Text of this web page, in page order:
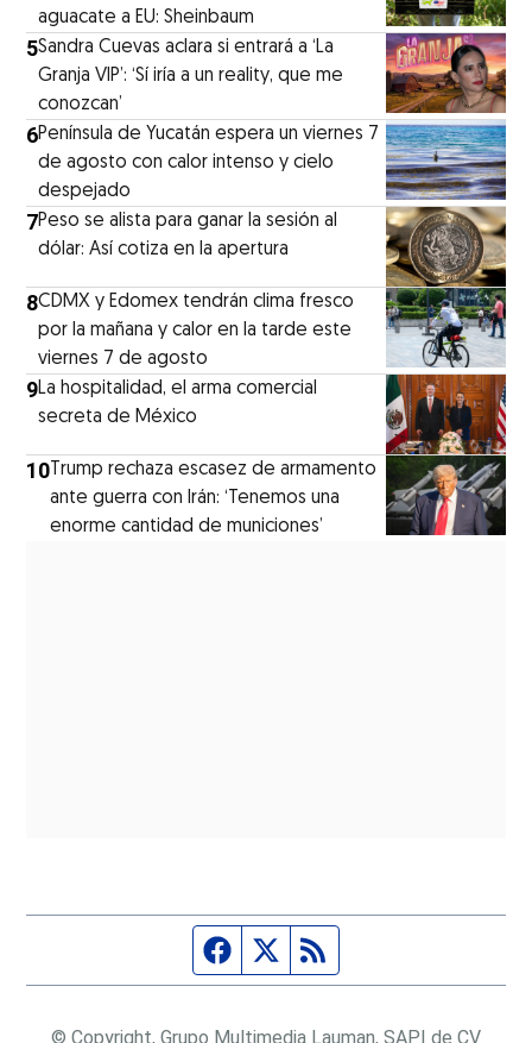
aguacate a EU: Sheinbaum
5Sandra Cuevas aclara si entrará a ‘La
Granja VIP’: ‘Sí iría a un reality, que me
conozcan’
6Península de Yucatán espera un viernes 7
de agosto con calor intenso y cielo
despejado
7Peso se alista para ganar la sesión al
dólar: Así cotiza en la apertura
8CDMX y Edomex tendrán clima fresco
por la mañana y calor en la tarde este
viernes 7 de agosto
9La hospitalidad, el arma comercial
secreta de México
10 Trump rechaza escasez de armamento
ante guerra con Irán: ‘Tenemos una
enorme cantidad de municiones’
Página de Facebook
Fuente Twitter
© Copyright, Grupo Multimedia Lauman, SAPI de CV